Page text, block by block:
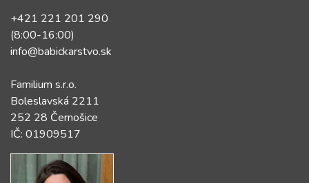
+421 221 201 290
(8:00-16:00)
info@babickarstvo.sk
Familium s.r.o.
Boleslavská 2211
252 28 Černošice
IČ: 01909517